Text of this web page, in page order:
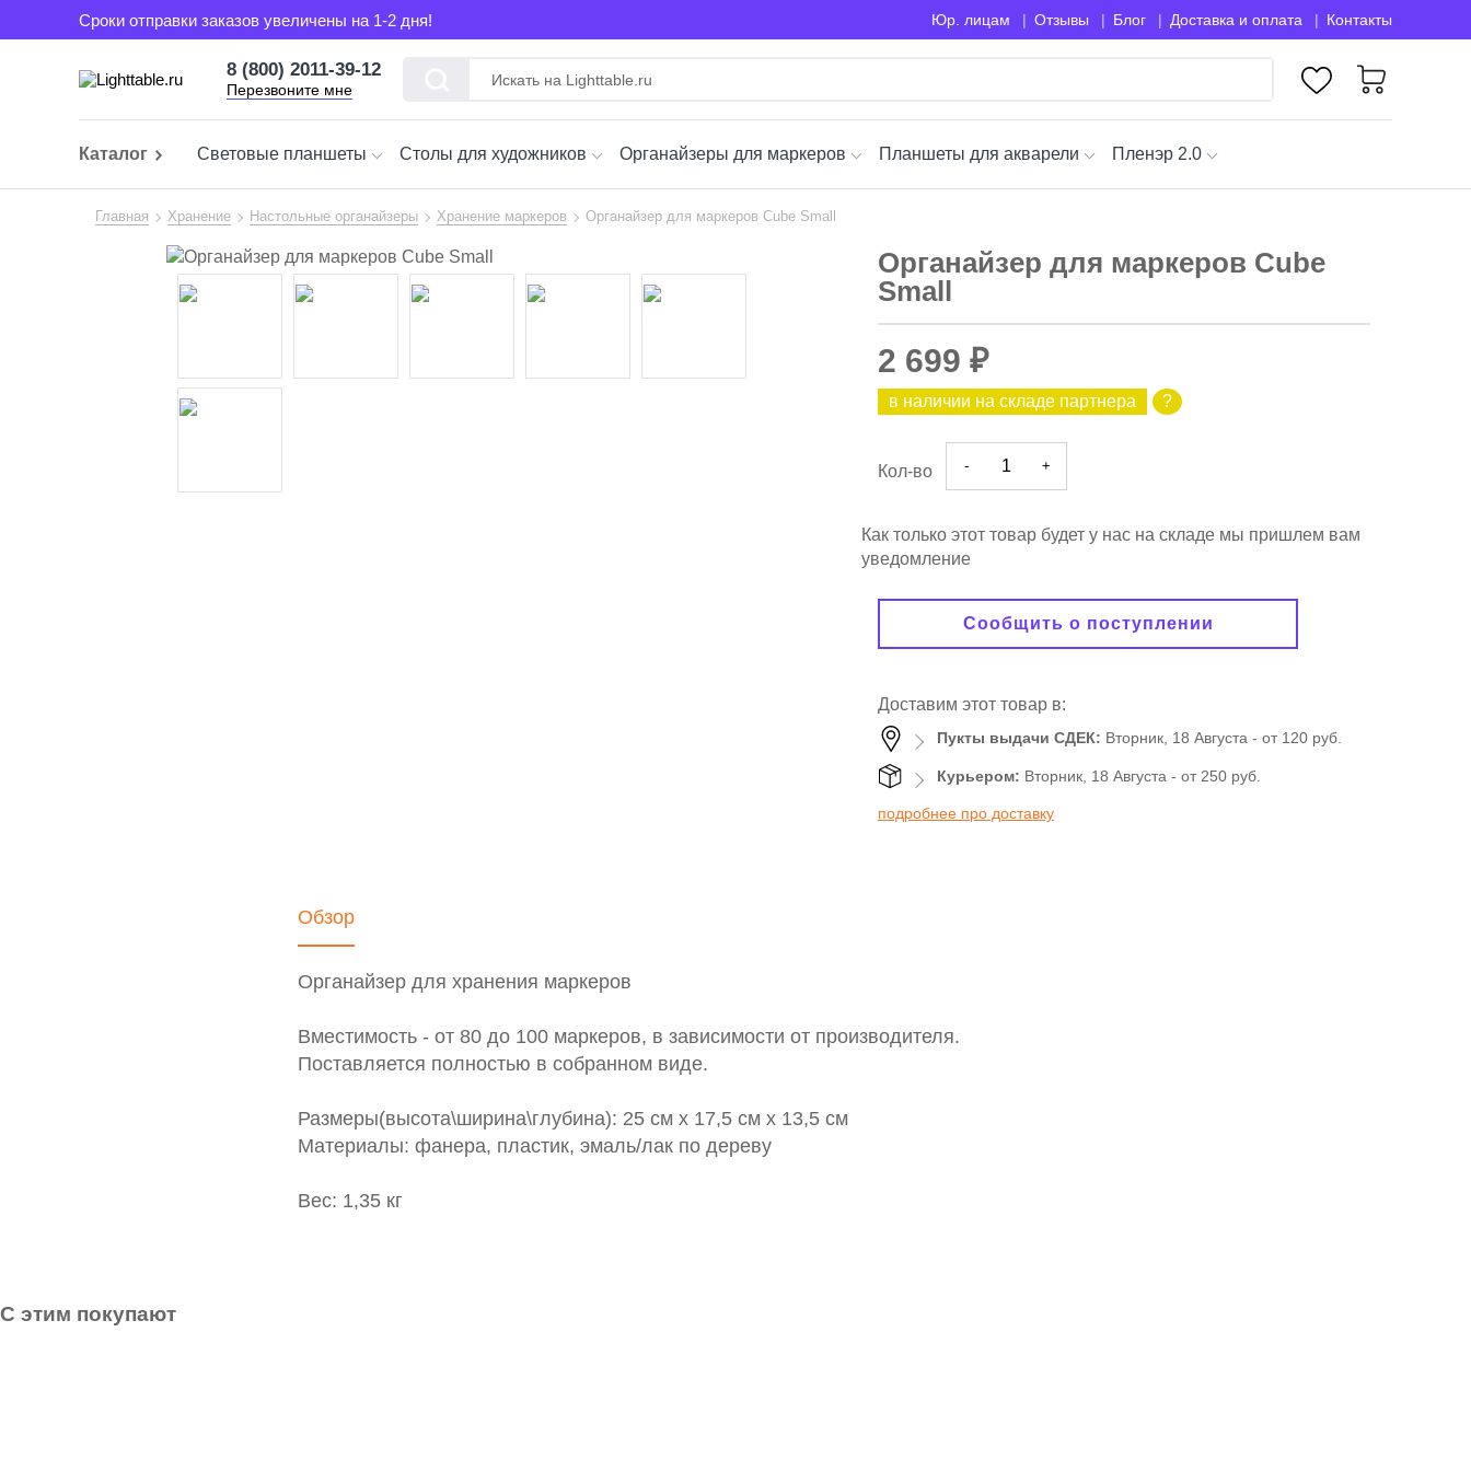
Сроки отправки заказов увеличены на 1-2 дня! Юр. лицам Отзывы Блог Доставка и оплата Контакты
8 (800) 2011-39-12
Перезвоните мне
Каталог Световые планшеты Столы для художников Органайзеры для маркеров Планшеты для акварели Пленэр 2.0
Главная Хранение Настольные органайзеры Хранение маркеров Органайзер для маркеров Cube Small
Органайзер для маркеров Cube
Small
2 699 ₽
в наличии на складе партнера ?
Кол-во - +
Как только этот товар будет у нас на складе мы пришлем вам
уведомление
Сообщить о поступлении
Доставим этот товар в:
Пукты выдачи СДЕК: Вторник, 18 Августа - от 120 руб.
Курьером: Вторник, 18 Августа - от 250 руб.
подробнее про доставку
Обзор
Органайзер для хранения маркеров
Вместимость - от 80 до 100 маркеров, в зависимости от производителя.
Поставляется полностью в собранном виде.
Размеры(высота\ширина\глубина): 25 см х 17,5 см х 13,5 см
Материалы: фанера, пластик, эмаль/лак по дереву
Вес: 1,35 кг
С этим покупают